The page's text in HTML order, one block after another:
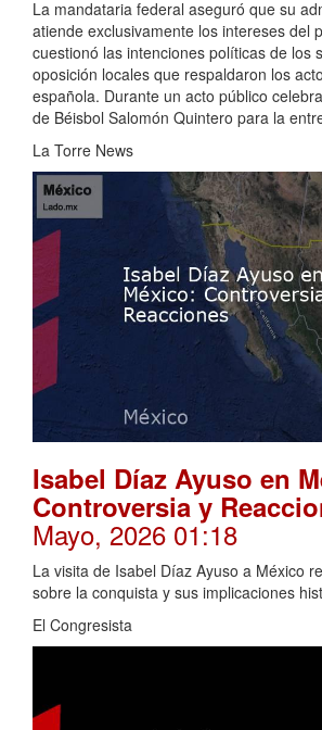
La mandataria federal aseguró que su
atiende exclusivamente los intereses del
cuestionó las intenciones políticas de los
oposición locales que respaldaron los
española. Durante un acto público
de Béisbol Salomón Quintero para la
La Torre News
Isabel Díaz Ayuso en
Controversia y
Mayo, 2026 01:18
La visita de Isabel Díaz Ayuso a México
sobre la conquista y sus implicaciones
El Congresista